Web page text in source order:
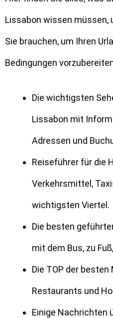
Lissabon wissen müssen,
Sie brauchen, um Ihren
Bedingungen
Die wichtigsten
Lissabon mit
Adressen und
Reiseführer für die
Verkehrsmittel,
wichtigsten Viertel.
Die besten
mit dem Bus, zu
Die TOP der besten
Restaurants und
Einige Nachrichten